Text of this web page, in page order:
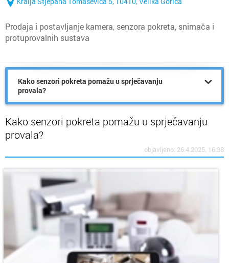
Prodaja i postavljanje kamera, senzora pokreta, snimača i
protuprovalnih sustava
Kako senzori pokreta pomažu u sprječavanju
provala?
Kako senzori pokreta pomažu u sprječavanju
provala?
objavljeno: 26.4.2025. 16:38